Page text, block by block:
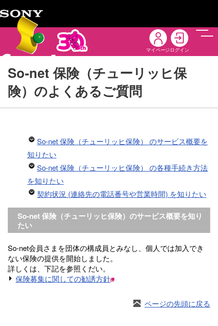
マイページ ログイン
メニ
So-net 保険（チューリッヒ保
険）のよくあるご質問
So-net 保険（チューリッヒ保険） のサービス概要を
知りたい
So-net 保険（チューリッヒ保険） の各種手続き方法
を知りたい
契約状況 (連絡先の電話番号や営業時間) を知りたい
So-net 保険（チューリッヒ保険）のサービス概要を知り
たい
So-net会員さまを団体の構成員とみなし、個人では加入でき
ない保険の提供を開始しました。
詳しくは、下記を参照くだい。
保険募集に関しての勧誘方針
ページの先頭に戻る